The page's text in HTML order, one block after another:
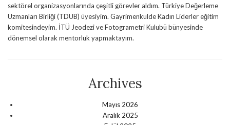
sektörel organizasyonlarında çeşitli görevler aldım. Türkiye Değerleme
Uzmanları Birliği (TDUB) üyesiyim. Gayrimenkulde Kadın Liderler eğitim
komitesindeyim. İTÜ Jeodezi ve Fotogrametri Kulubü bünyesinde
dönemsel olarak mentorluk yapmaktayım.
Archives
Mayıs 2026
Aralık 2025